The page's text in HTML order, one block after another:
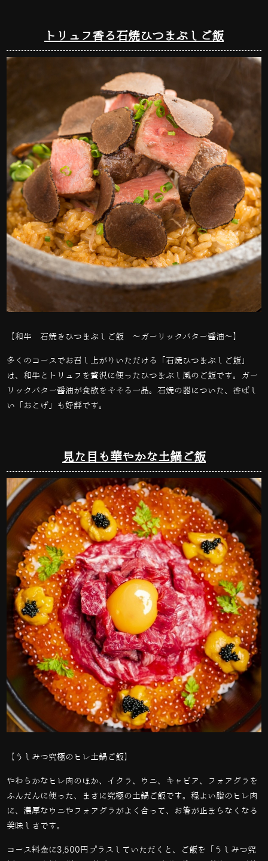
トリュフ香る石焼ひつまぶしご飯
【和牛 石焼きひつまぶしご飯 〜ガーリックバター醤油〜】
多くのコースでお召し上がりいただける「石焼ひつまぶしご飯」
は、和牛とトリュフを贅沢に使ったひつまぶし風のご飯です。ガー
リックバター醤油が食欲をそそる一品。石焼の器についた、香ばし
い「おこげ」も好評です。
見た目も華やかな土鍋ご飯
【うしみつ究極のヒレ土鍋ご飯】
やわらかなヒレ肉のほか、イクラ、ウニ、キャビア、フォアグラを
ふんだんに使った、まさに究極の土鍋ご飯です。程よい脂のヒレ肉
に、濃厚なウニやフォアグラがよく合って、お箸が止まらなくなる
美味しさです。
コース料金に3,500円プラスしていただくと、ご飯を「うしみつ究